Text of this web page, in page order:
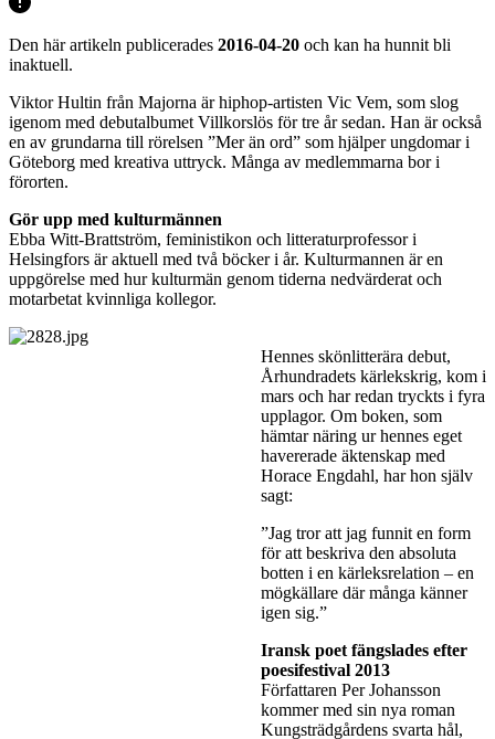
Den här artikeln publicerades 2016-04-20 och kan ha hunnit bli
inaktuell.
Viktor Hultin från Majorna är hiphop-artisten Vic Vem, som slog
igenom med debutalbumet Villkorslös för tre år sedan. Han är också
en av grundarna till rörelsen ”Mer än ord” som hjälper ungdomar i
Göteborg med kreativa uttryck. Många av medlemmarna bor i
förorten.
Gör upp med kulturmännen
Ebba Witt-Brattström, feministikon och litteraturprofessor i
Helsingfors är aktuell med två böcker i år. Kulturmannen är en
uppgörelse med hur kulturmän genom tiderna nedvärderat och
motarbetat kvinnliga kollegor.
Hennes skönlitterära debut,
Århundradets kärlekskrig, kom i
mars och har redan tryckts i fyra
upplagor. Om boken, som
hämtar näring ur hennes eget
havererade äktenskap med
Horace Engdahl, har hon själv
sagt:
”Jag tror att jag funnit en form
för att beskriva den absoluta
botten i en kärleksrelation – en
mögkällare där många känner
igen sig.”
Iransk poet fängslades efter
poesifestival 2013
Författaren Per Johansson
kommer med sin nya roman
Kungsträdgårdens svarta hål,